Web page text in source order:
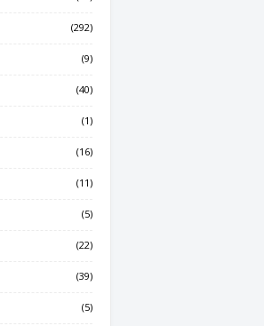
(292)
(9)
(40)
(1)
(16)
(11)
(5)
(22)
(39)
(5)